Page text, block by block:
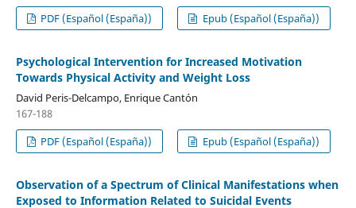
PDF (Español (España))
Epub (Español (España))
Psychological Intervention for Increased Motivation
Towards Physical Activity and Weight Loss
David Peris-Delcampo, Enrique Cantón
167-188
PDF (Español (España))
Epub (Español (España))
Observation of a Spectrum of Clinical Manifestations when
Exposed to Information Related to Suicidal Events